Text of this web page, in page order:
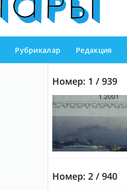
Рубрикалар Редакция
Номер: 1 / 939
Номер: 2 / 940